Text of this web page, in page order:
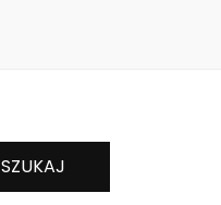
SZUKAJ